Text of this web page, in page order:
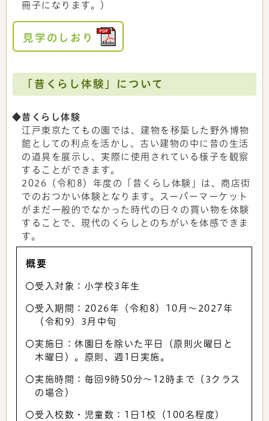
冊子になります。）
見学のしおり
「昔くらし体験」について
◆昔くらし体験
江戸東京たてもの園では、建物を移築した野外博物
館としての利点を活かし、古い建物の中に昔の生活
の道具を展示し、実際に使用されている様子を観察
することができます。
2026（令和8）年度の「昔くらし体験」は、商店街
でのおつかい体験となります。スーパーマーケット
がまだ一般的でなかった時代の日々の買い物を体験
することで、現代のくらしとのちがいを体感できま
す。
概要
〇受入対象：小学校3年生
〇受入期間：2026年（令和8）10月～2027年
（令和9）3月中旬
〇実施日：休園日を除いた平日（原則火曜日と
木曜日）。原則、週1日実施。
〇実施時間：毎回9時50分～12時まで（3クラス
の場合）
〇受入校数・児童数：1日1校（100名程度)